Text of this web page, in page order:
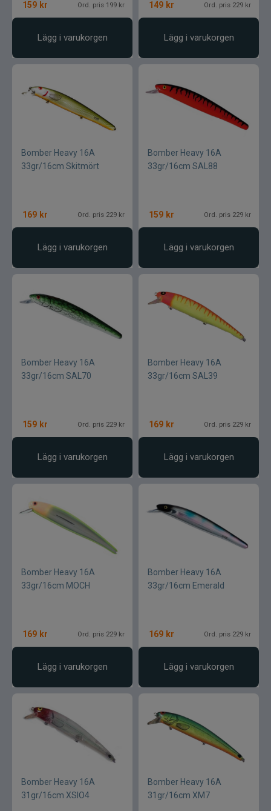
Ultimate Nordic
UNI produkter
UTC produkter
Veevus
Viking herring
VK produkter
VMC
Watersnake
Wiggler
X Zone
159 kr Ord. pris 199 kr
Lägg i varukorgen
149 kr Ord. pris 229 kr
Lägg i varukorgen
Bomber Heavy 16A
33gr/16cm Skitmört
169 kr Ord. pris 229 kr
Lägg i varukorgen
Bomber Heavy 16A
33gr/16cm SAL88
159 kr Ord. pris 229 kr
Lägg i varukorgen
Bomber Heavy 16A
33gr/16cm SAL70
159 kr Ord. pris 229 kr
Lägg i varukorgen
Bomber Heavy 16A
33gr/16cm SAL39
169 kr Ord. pris 229 kr
Lägg i varukorgen
Bomber Heavy 16A
33gr/16cm MOCH
169 kr Ord. pris 229 kr
Lägg i varukorgen
Bomber Heavy 16A
33gr/16cm Emerald
169 kr Ord. pris 229 kr
Lägg i varukorgen
Bomber Heavy 16A
31gr/16cm XSIO4
Bomber Heavy 16A
31gr/16cm XM7